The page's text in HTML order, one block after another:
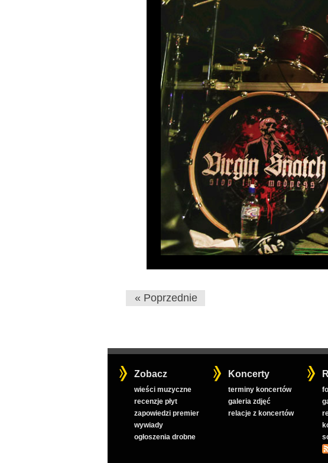
« Poprzednie
Zobacz
wieści muzyczne
recenzje płyt
zapowiedzi premier
wywiady
ogłoszenia drobne
Koncerty
terminy koncertów
galeria zdjęć
relacje z koncertów